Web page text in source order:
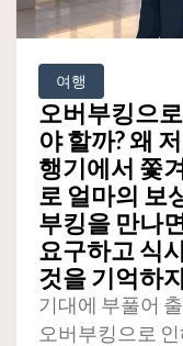
여행
오버부킹으
야 할까? 왜
행기에서 쫓
로 얼마의 보
부킹을 만나
요구하고 식
것을 기억하
기대에 부풀어
오버부킹으로